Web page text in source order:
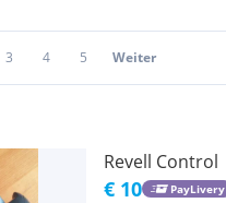
3 4 5 Weiter
Revell Control
€ 10 PayLivery